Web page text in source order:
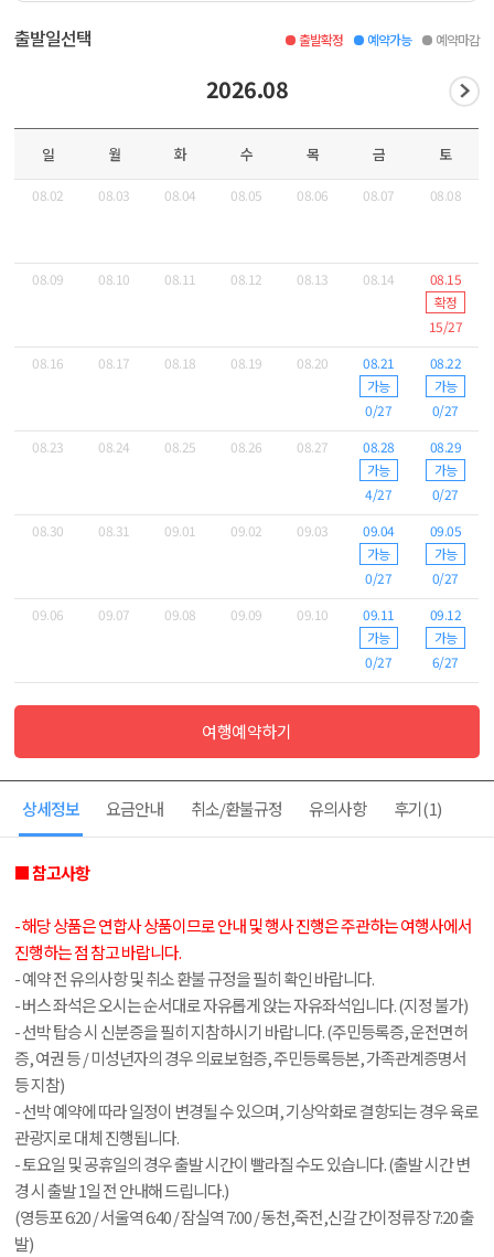
출발일선택 출발확정 예약가능 예약마감
2026.08
일 월 화 수 목 금 토
08.02 08.03 08.04 08.05 08.06 08.07 08.08
08.09 08.10 08.11 08.12 08.13 08.14
08.15
확정
15/27
08.16
08.17 08.18 08.19 08.20
08.21
가능
0/27
08.22
가능
0/27
08.23
08.24 08.25 08.26 08.27
08.28
가능
4/27
08.29
가능
0/27
08.30
08.31 09.01 09.02 09.03
09.04
가능
0/27
09.05
가능
0/27
09.06
09.07 09.08 09.09 09.10
09.11
가능
0/27
09.12
가능
6/27
여행예약하기
상세정보 요금안내 취소/환불규정 유의사항 후기(1)
■ 참고사항
- 해당 상품은 연합사 상품이므로 안내 및 행사 진행은 주관하는 여행사에서
진행하는 점 참고 바랍니다.
- 예약 전 유의사항 및 취소 환불 규정을 필히 확인 바랍니다.
- 버스 좌석은 오시는 순서대로 자유롭게 앉는 자유좌석입니다. (지정 불가)
- 선박 탑승 시 신분증을 필히 지참하시기 바랍니다. (주민등록증, 운전면허
증, 여권 등 / 미성년자의 경우 의료보험증, 주민등록등본, 가족관계증명서
등 지참)
- 선박 예약에 따라 일정이 변경될 수 있으며, 기상악화로 결항되는 경우 육로
관광지로 대체 진행됩니다.
- 토요일 및 공휴일의 경우 출발 시간이 빨라질 수도 있습니다. (출발 시간 변
경 시 출발 1일 전 안내해 드립니다.)
(영등포 6:20 / 서울역 6:40 / 잠실역 7:00 / 동천,죽전,신갈 간이정류장 7:20 출
발)